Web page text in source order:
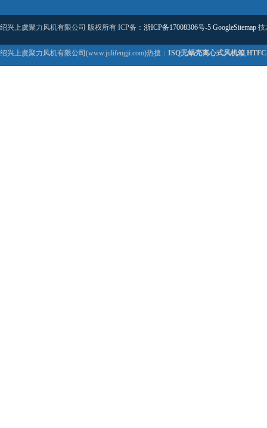
绍兴上虞聚力风机有限公司 版权所有 ICP备： 浙ICP备17008306号-5 GoogleSitemap 技
绍兴上虞聚力风机有限公司(www.julifengji.com)热搜： ISQ无蜗壳离心式风机箱,